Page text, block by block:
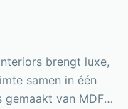
brengt luxe,
samen in één
gemaakt van MDF